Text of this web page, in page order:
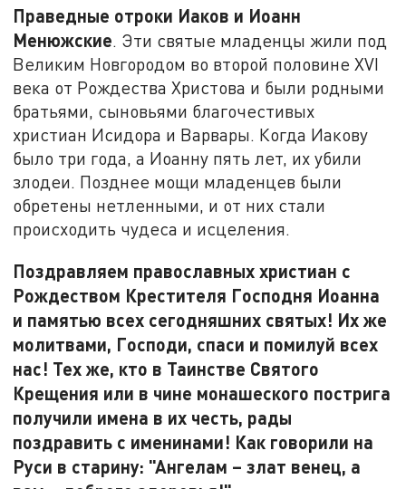
Праведные отроки Иаков и Иоанн
Менюжские. Эти святые младенцы жили под
Великим Новгородом во второй половине XVI
века от Рождества Христова и были родными
братьями, сыновьями благочестивых
христиан Исидора и Варвары. Когда Иакову
было три года, а Иоанну пять лет, их убили
злодеи. Позднее мощи младенцев были
обретены нетленными, и от них стали
происходить чудеса и исцеления.
Поздравляем православных христиан с
Рождеством Крестителя Господня Иоанна
и памятью всех сегодняшних святых! Их же
молитвами, Господи, спаси и помилуй всех
нас! Тех же, кто в Таинстве Святого
Крещения или в чине монашеского пострига
получили имена в их честь, рады
поздравить с именинами! Как говорили на
Руси в старину: "Ангелам – злат венец, а